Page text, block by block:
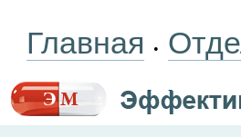
Главная •